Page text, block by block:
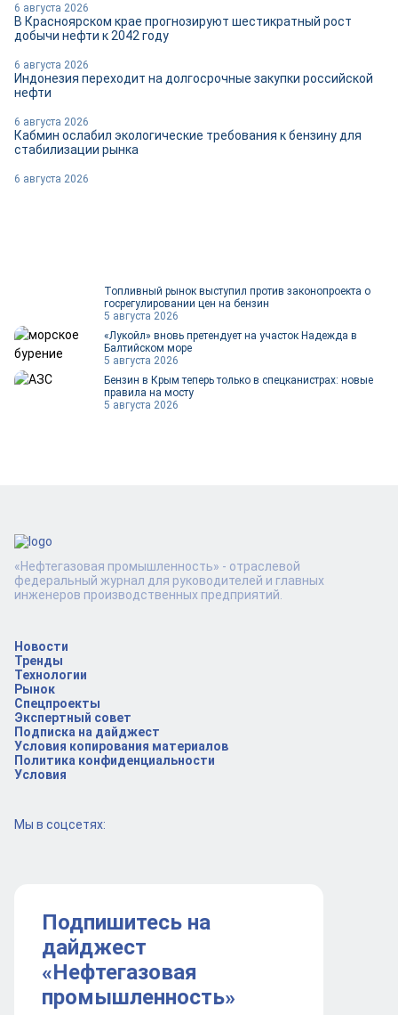
6 августа 2026
В Красноярском крае прогнозируют шестикратный рост
добычи нефти к 2042 году
6 августа 2026
Индонезия переходит на долгосрочные закупки российской
нефти
6 августа 2026
Кабмин ослабил экологические требования к бензину для
стабилизации рынка
6 августа 2026
Топливный рынок выступил против законопроекта о
госрегулировании цен на бензин
5 августа 2026
«Лукойл» вновь претендует на участок Надежда в
Балтийском море
5 августа 2026
Бензин в Крым теперь только в спецканистрах: новые
правила на мосту
5 августа 2026
Новости
Тренды
Технологии
Рынок
Спецпроекты
Экспертный совет
Подписка на дайджест
Условия копирования материалов
Политика конфиденциальности
Условия
Мы в соцсетях:
Подпишитесь на
дайджест
«Нефтегазовая
промышленность»
«Нефтегазовая промышленность» - отраслевой
федеральный журнал для руководителей и главных
инженеров производственных предприятий.